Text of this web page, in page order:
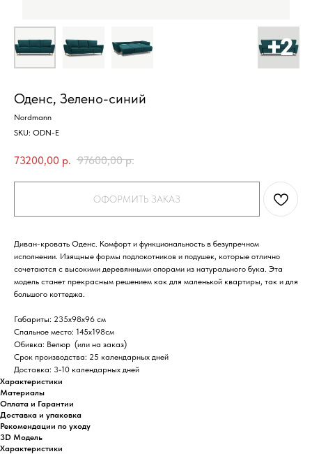
Оденс, Зелено-синий
Nordmann
SKU: ODN-E
73200,00 р. 97600,00 р.
ОФОРМИТЬ ЗАКАЗ
Диван-кровать Оденс. Комфорт и функциональность в безупречном
исполнении. Изящные формы подлокотников и подушек, которые отлично
сочетаются с высокими деревянными опорами из натурального бука. Эта
модель станет прекрасным решением как для маленькой квартиры, так и для
большого коттеджа.
Габариты: 235х98х96 см
Спальное место: 145x198см
Обивка: Велюр (или на заказ)
Срок производства: 25 календарных дней
Доставка: 3-10 календарных дней
Характеристики
Материалы
Оплата и Гарантии
Доставка и упаковка
Рекомендации по уходу
3D Модель
Характеристики